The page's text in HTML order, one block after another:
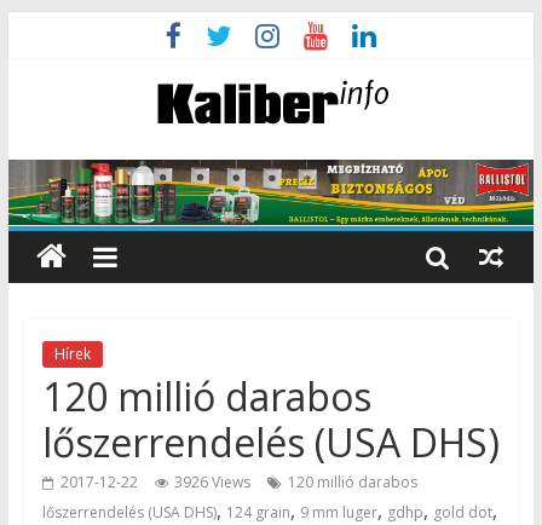
Hírek
120 millió darabos
lőszerrendelés (USA DHS)
2017-12-22 3926 Views
120 millió darabos
lőszerrendelés (USA DHS), 124 grain, 9 mm luger, gdhp, gold dot,